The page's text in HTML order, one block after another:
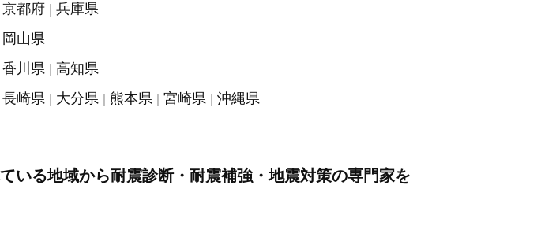
京都府
兵庫県
岡山県
香川県
高知県
長崎県 大分県 熊本県 宮崎県 沖縄県
いる地域から耐震診断・耐震補強・地震対策の専門家を